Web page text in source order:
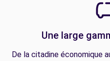
Une large
De la citadine économique